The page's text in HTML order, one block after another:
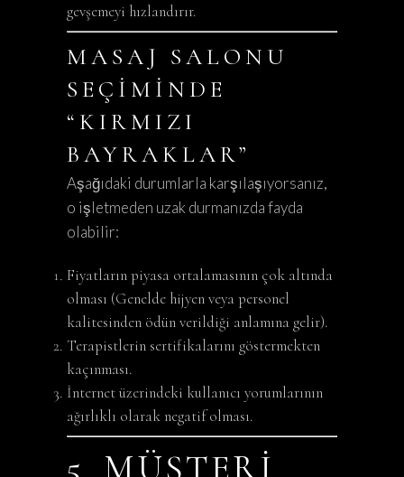
gevşemeyi hızlandırır.
MASAJ SALONU
SEÇIMINDE
“KIRMIZI
BAYRAKLAR”
Aşağıdaki durumlarla karşılaşıyorsanız,
o işletmeden uzak durmanızda fayda
olabilir:
Fiyatların piyasa ortalamasının çok altında
olması (Genelde hijyen veya personel
kalitesinden ödün verildiği anlamına gelir).
Terapistlerin sertifikalarını göstermekten
kaçınması.
İnternet üzerindeki kullanıcı yorumlarının
ağırlıklı olarak negatif olması.
5. MÜŞTERI